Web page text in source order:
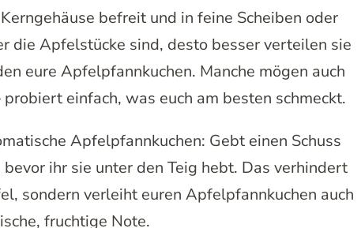
befreit und in feine Scheiben oder
die Apfelstücke sind, desto besser verteilen sie
eure Apfelpfannkuchen. Manche mögen auch
einfach, was euch am besten schmeckt.
Apfelpfannkuchen: Gebt einen Schuss
ihr sie unter den Teig hebt. Das verhindert
sondern verleiht euren Apfelpfannkuchen auch
fruchtige Note.